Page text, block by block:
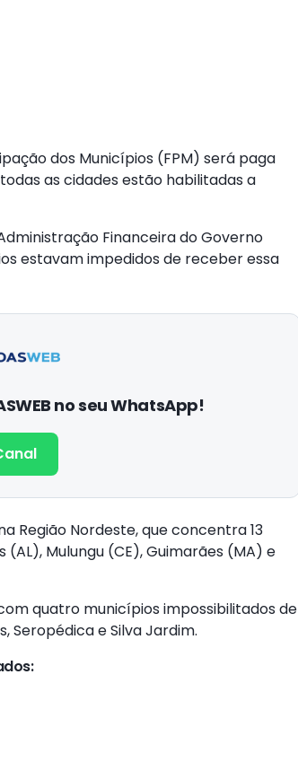
dos Municípios (FPM) será paga
as cidades estão habilitadas a
Financeira do Governo
estavam impedidos de receber essa
no seu WhatsApp!
Região Nordeste, que concentra 13
Mulungu (CE), Guimarães (MA) e
quatro municípios impossibilitados de
Seropédica e Silva Jardim.